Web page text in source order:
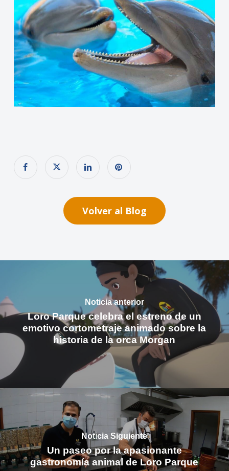
Volver al Blog
Noticia anterior
Loro Parque celebra el estreno de un
emotivo cortometraje animado sobre la
historia de la orca Morgan
Noticia Siguiente
Un paseo por la apasionante
gastronomía animal de Loro Parque